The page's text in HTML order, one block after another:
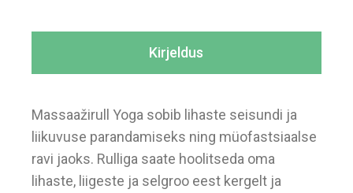
Kirjeldus
Massaažirull Yoga sobib lihaste seisundi ja
liikuvuse parandamiseks ning müofastsiaalse
ravi jaoks. Rulliga saate hoolitseda oma
lihaste, liigeste ja selgroo eest kergelt ja